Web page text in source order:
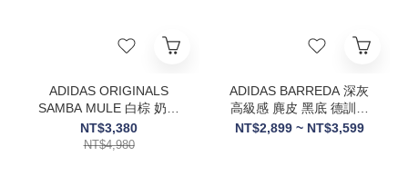
ADIDAS ORIGINALS
SAMBA MULE 白棕 奶咖
大地色系 穆勒 拖鞋 女鞋
HP5050/HP5051
NT$3,380
NT$4,980
ADIDAS BARREDA 深灰
高級感 麂皮 黑底 德訓鞋
板鞋 愛迪達 KH6999
NT$2,899 ~ NT$3,599